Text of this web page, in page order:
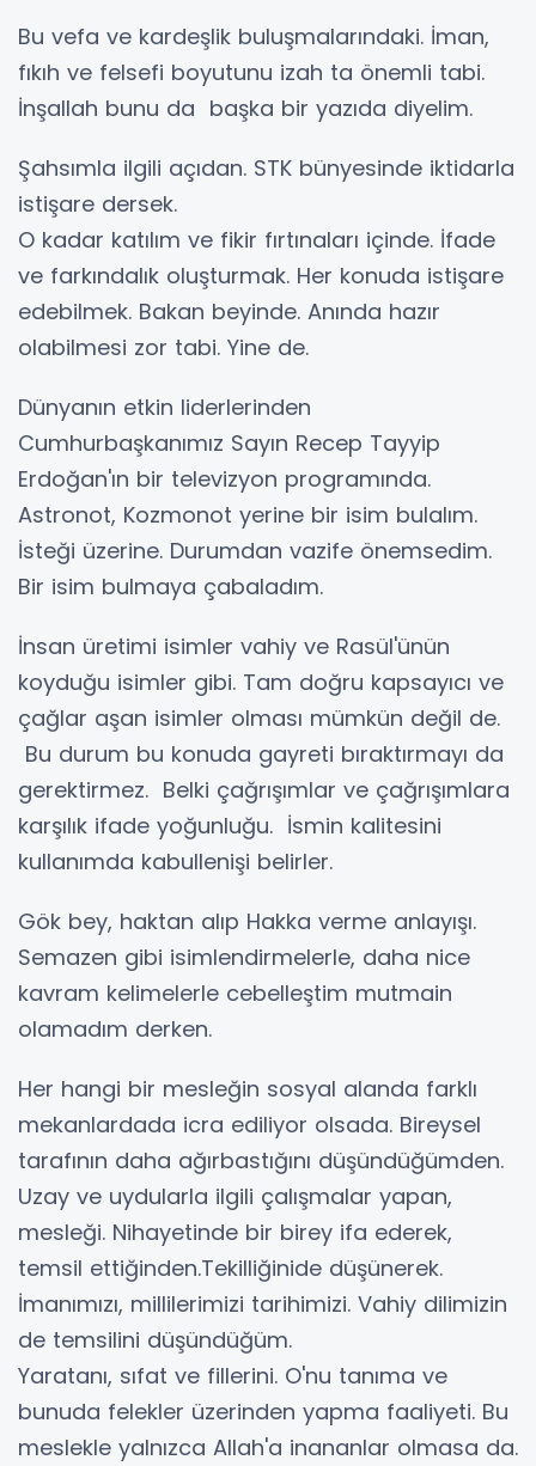
Bu vefa ve kardeşlik buluşmalarındaki. İman,
fıkıh ve felsefi boyutunu izah ta önemli tabi.
İnşallah bunu da başka bir yazıda diyelim.
Şahsımla ilgili açıdan. STK bünyesinde iktidarla
istişare dersek.
O kadar katılım ve fikir fırtınaları içinde. İfade
ve farkındalık oluşturmak. Her konuda istişare
edebilmek. Bakan beyinde. Anında hazır
olabilmesi zor tabi. Yine de.
Dünyanın etkin liderlerinden
Cumhurbaşkanımız Sayın Recep Tayyip
Erdoğan'ın bir televizyon programında.
Astronot, Kozmonot yerine bir isim bulalım.
İsteği üzerine. Durumdan vazife önemsedim.
Bir isim bulmaya çabaladım.
İnsan üretimi isimler vahiy ve Rasül'ünün
koyduğu isimler gibi. Tam doğru kapsayıcı ve
çağlar aşan isimler olması mümkün değil de.
Bu durum bu konuda gayreti bıraktırmayı da
gerektirmez. Belki çağrışımlar ve çağrışımlara
karşılık ifade yoğunluğu. İsmin kalitesini
kullanımda kabullenişi belirler.
Gök bey, haktan alıp Hakka verme anlayışı.
Semazen gibi isimlendirmelerle, daha nice
kavram kelimelerle cebelleştim mutmain
olamadım derken.
Her hangi bir mesleğin sosyal alanda farklı
mekanlardada icra ediliyor olsada. Bireysel
tarafının daha ağırbastığını düşündüğümden.
Uzay ve uydularla ilgili çalışmalar yapan,
mesleği. Nihayetinde bir birey ifa ederek,
temsil ettiğinden.Tekilliğinide düşünerek.
İmanımızı, millilerimizi tarihimizi. Vahiy dilimizin
de temsilini düşündüğüm.
Yaratanı, sıfat ve fillerini. O'nu tanıma ve
bunuda felekler üzerinden yapma faaliyeti. Bu
meslekle yalnızca Allah'a inananlar olmasa da.